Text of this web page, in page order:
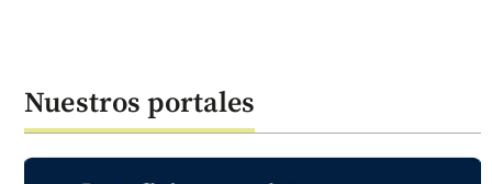
Nuestros portales